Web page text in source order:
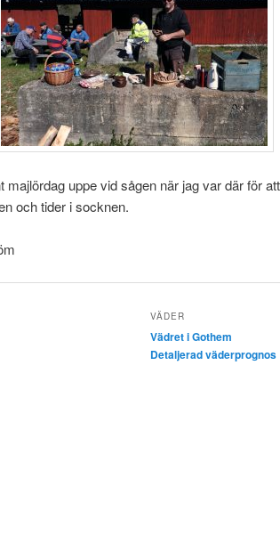
uppe vid sågen när jag var där för
och tider i socknen.
VÄDER
Vädret i Gothem
Detaljerad väderprognos